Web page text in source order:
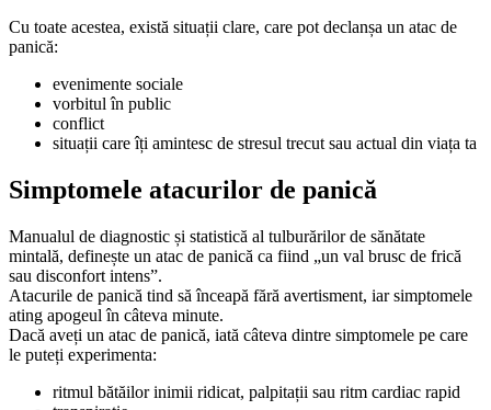
Cu toate acestea, există situații clare, care pot declanșa un atac de
panică:
evenimente sociale
vorbitul în public
conflict
situații care îți amintesc de stresul trecut sau actual din viața ta
Simptomele atacurilor de panică
Manualul de diagnostic și statistică al tulburărilor de sănătate
mintală, definește un atac de panică ca fiind „un val brusc de frică
sau disconfort intens”.
Atacurile de panică tind să înceapă fără avertisment, iar simptomele
ating apogeul în câteva minute.
Dacă aveți un atac de panică, iată câteva dintre simptomele pe care
le puteți experimenta:
ritmul bătăilor inimii ridicat, palpitații sau ritm cardiac rapid